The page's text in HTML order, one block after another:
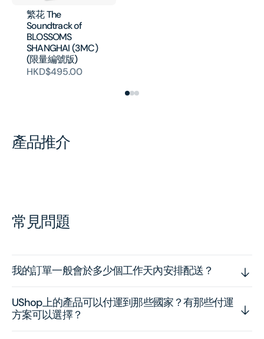
繁花 The
Soundtrack of
BLOSSOMS
SHANGHAI (3MC)
(限量編號版)
HKD$495.00
產品推介
常見問題
我的訂單一般會於多少個工作天內安排配送？
UShop上的產品可以付運到那些國家？有那些付運
方案可以選擇？